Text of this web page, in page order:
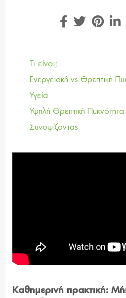
Τι είναι;
Ενεργειακή vs Θρεπτική
Υγεία
Υψηλή Θρεπτική Πυκνότητα
Συνοψίζοντας
Καθημερινή πρακτική: